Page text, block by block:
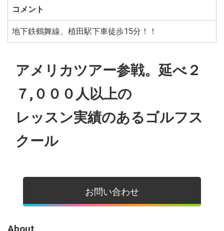
コメント
地下鉄鶴舞線、植田駅下車徒歩15分！！
アメリカツアー参戦。延べ２
７,０００人以上の
レッスン実績のあるゴルフス
クール
お問い合わせ